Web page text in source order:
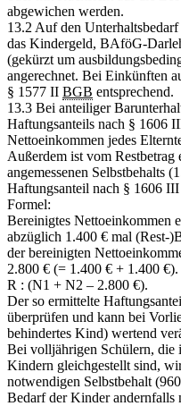
abgewichen werden.
13.2 Auf den
das Kindergeld, BAföG-
(gekürzt um
angerechnet. Bei Einkünften
§ 1577 II BGB entsprechend.
13.3 Bei anteiliger
Haftungsanteils nach § 1606
Nettoeinkommen jedes
Außerdem ist vom
angemessenen Selbstbehalts
Haftungsanteil nach § 1606 III
Formel:
Bereinigtes Nettoeinkommen
abzüglich 1.400 € mal (Rest-
der bereinigten
2.800 € (= 1.400 € + 1.400
R : (N1 + N2 – 2.800 €).
Der so ermittelte
überprüfen und kann bei
behindertes Kind) wertend
Bei volljährigen Schülern, die
Kindern gleichgestellt sind,
notwendigen Selbstbehalt
Bedarf der Kinder andernfalls